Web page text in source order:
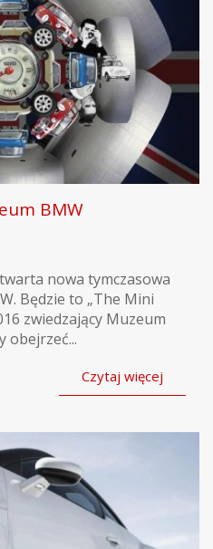
BMW
nowa tymczasowa
Będzie to „The Mini
zwiedzający Muzeum
obejrzeć...
Czytaj więcej